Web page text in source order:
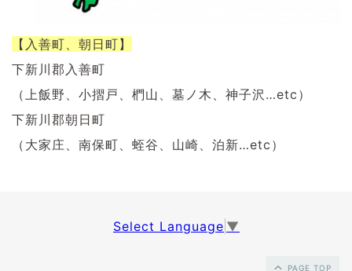
【入善町、朝日町】
下新川郡入善町
（上飯野、小摺戸、椚山、墓ノ木、神子沢…etc）
下新川郡朝日町
（大家庄、南保町、蛭谷、山崎、泊新…etc）
Select Language ▼
PAGE TOP